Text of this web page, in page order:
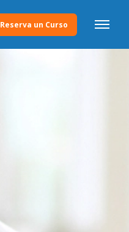
Reserva un Curso